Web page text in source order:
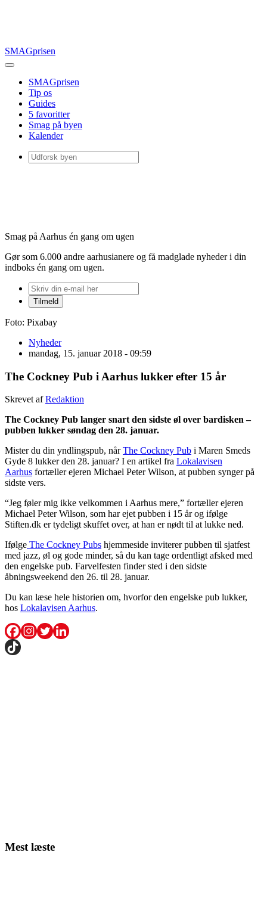
SMAGprisen
SMAGprisen
Tip os
Guides
5 favoritter
Smag på byen
Kalender
Smag på Aarhus én gang om ugen
Gør som 6.000 andre aarhusianere og få madglade nyheder i din
indboks én gang om ugen.
Foto: Pixabay
Nyheder
mandag, 15. januar 2018 - 09:59
The Cockney Pub i Aarhus lukker efter 15 år
Skrevet afRedaktion
The Cockney Pub langer snart den sidste øl over bardisken –
pubben lukker søndag den 28. januar.
Mister du din yndlingspub, nårThe Cockney Pub i Maren Smeds
Gyde 8 lukker den 28. januar? I en artikel fra Lokalavisen
Aarhus fortæller ejeren Michael Peter Wilson, at pubben synger på
sidste vers.
“Jeg føler mig ikke velkommen i Aarhus mere,” fortæller ejeren
Michael Peter Wilson, som har ejet pubben i 15 år og ifølge
Stiften.dk er tydeligt skuffet over, at han er nødt til at lukke ned.
Ifølge The Cockney Pubs hjemmeside inviterer pubben til sjatfest
med jazz, øl og gode minder, så du kan tage ordentligt afsked med
den engelske pub. Farvelfesten finder sted i den sidste
åbningsweekend den 26. til 28. januar.
Du kan læse hele historien om, hvorfor den engelske pub lukker,
hos Lokalavisen Aarhus.
Mest læste